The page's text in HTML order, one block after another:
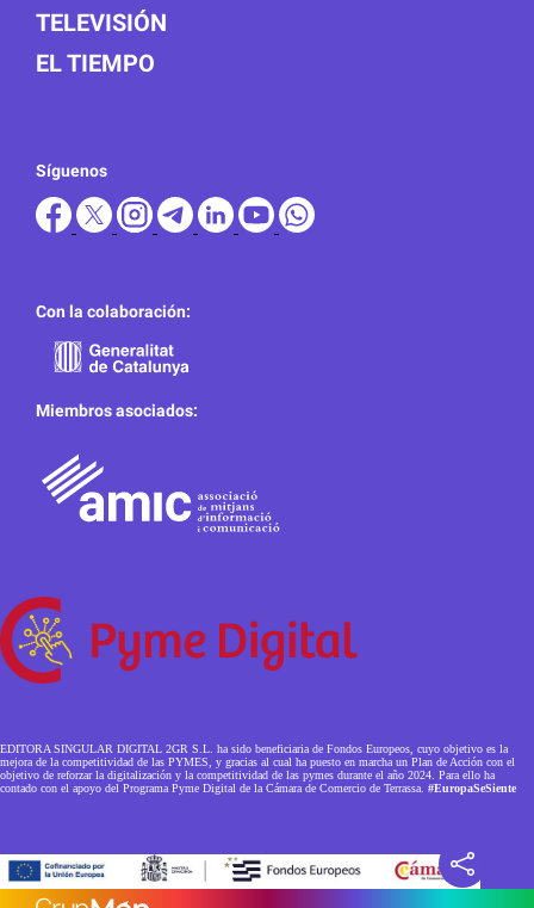
TELEVISIÓN
EL TIEMPO
Síguenos
Con la colaboración:
Miembros asociados:
EDITORA SINGULAR DIGITAL 2GR S.L. ha sido beneficiaria de Fondos Europeos, cuyo objetivo es la
mejora de la competitividad de las PYMES, y gracias al cual ha puesto en marcha un Plan de Acción con el
objetivo de reforzar la digitalización y la competitividad de las pymes durante el año 2024. Para ello ha
contado con el apoyo del Programa Pyme Digital de la Cámara de Comercio de Terrassa. #EuropaSeSiente